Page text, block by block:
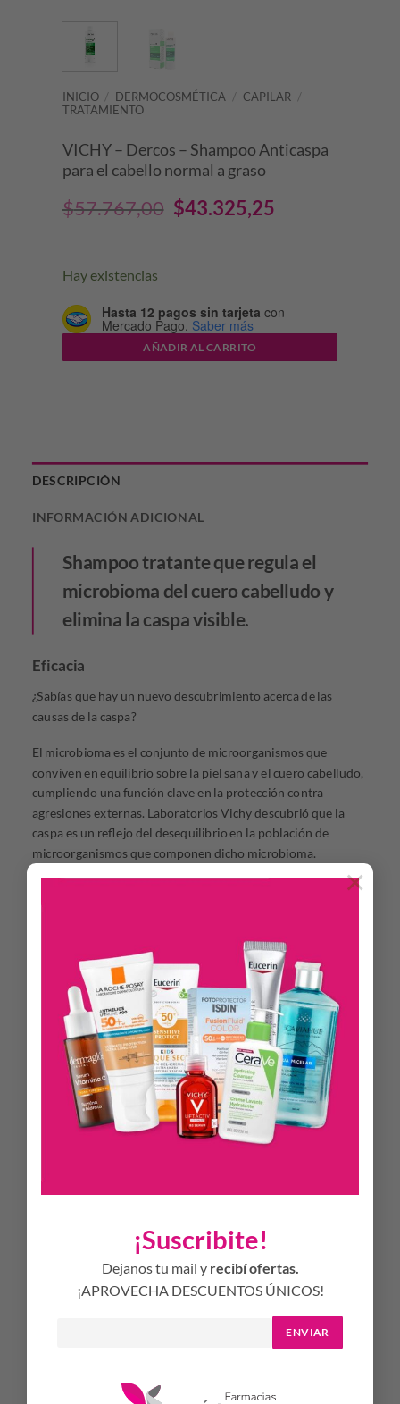
¡Suscribite!
Dejanos tu mail y recibí ofertas.
¡APROVECHA DESCUENTOS ÚNICOS!
ENVIAR
×
INICIO / DERMOCOSMÉTICA / CAPILAR /
TRATAMIENTO
VICHY – Dercos – Shampoo Anticaspa
para el cabello normal a graso
$57.767,00 El
$57.767,00.
$43.325,25
$43.325,25.
Hay existencias
Hasta 12 pagos sin tarjeta con
Mercado Pago. Saber más
AÑADIR AL CARRITO
DESCRIPCIÓN
INFORMACIÓN ADICIONAL
Shampoo tratante que regula el
microbioma del cuero cabelludo y
elimina la caspa visible.
Eficacia
¿Sabías que hay un nuevo descubrimiento acerca de las
causas de la caspa?
El microbioma es el conjunto de microorganismos que
conviven en equilibrio sobre la piel sana y el cuero cabelludo,
cumpliendo una función clave en la protección contra
agresiones externas. Laboratorios Vichy descubrió que la
caspa es un reflejo del desequilibrio en la población de
microorganismos que componen dicho microbioma.
antisebo; Ácido Salicílico que ayuda a eliminar la caspa y
Ceramida R que restaura la barrera cutánea del cuero
cabelludo.
Eficacia clínicamente comprobada:
100% de la caspa visible eliminada
Calma la irritación.
Acción anticaspa que perdura hasta 6 semanas una vez
finalizado el tratamiento de 4 semanas.
Aplicación
En el primer uso, aplicar sobre el cabello húmedo y dejar
agua. En las siguientes aplicaciones simplemente masajear
y enjuagar
dermatológico.